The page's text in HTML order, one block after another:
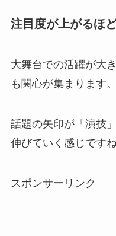
注目度が上がるほ
大舞台での活躍が大
も関心が集まります。
話題の矢印が「演技
伸びていく感じですね
スポンサーリンク